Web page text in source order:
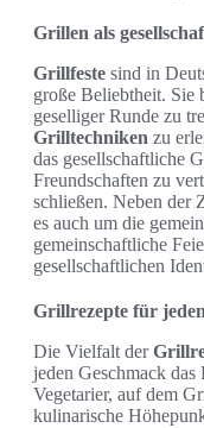
Grillen als
Grillfeste sind in
große Beliebtheit. Sie
geselliger Runde zu
Grilltechniken zu
das gesellschaftliche
Freundschaften zu
schließen. Neben der
es auch um die
gemeinschaftliche
gesellschaftlichen
Grillrezepte für
Die Vielfalt der
jeden Geschmack das
Vegetarier, auf dem
kulinarische